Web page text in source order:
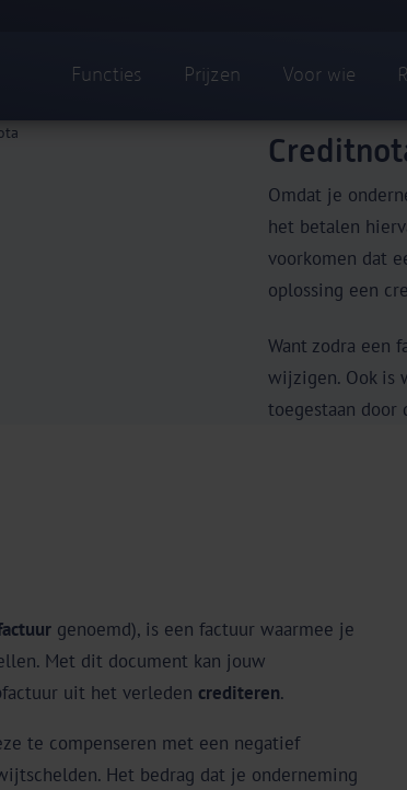
Functies Prijzen Voor wie
Omdat je
het betalen
voorkomen dat
oplossing een
Want zodra een
wijzigen. Ook is
toegestaan door
genoemd), is een factuur waarmee je
Met dit document kan jouw
uit het verleden crediteren.
te compenseren met een negatief
Het bedrag dat je onderneming